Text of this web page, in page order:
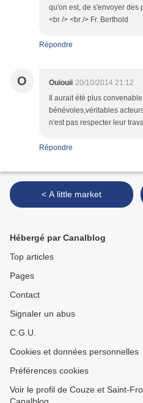
qu'on est, de s'envoyer des
<br /> <br /> Fr. Berthold
Répondre
O Ouiouii 20/10/2014 21:12
Il aurait été plus
bénévoles,véritables
n'est pas respecter leur
Répondre
< A little market
Hébergé par Canalblog
Top articles
Pages
Contact
Signaler un abus
C.G.U.
Cookies et données personnelles
Préférences cookies
Voir le profil de Couze et Saint-